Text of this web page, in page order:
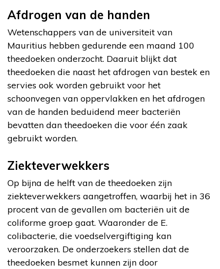
Afdrogen van de handen
Wetenschappers van de universiteit van
Mauritius hebben gedurende een maand 100
theedoeken onderzocht. Daaruit blijkt dat
theedoeken die naast het afdrogen van bestek en
servies ook worden gebruikt voor het
schoonvegen van oppervlakken en het afdrogen
van de handen beduidend meer bacteriën
bevatten dan theedoeken die voor één zaak
gebruikt worden.
Ziekteverwekkers
Op bijna de helft van de theedoeken zijn
ziekteverwekkers aangetroffen, waarbij het in 36
procent van de gevallen om bacteriën uit de
coliforme groep gaat. Waaronder de E.
colibacterie, die voedselvergiftiging kan
veroorzaken. De onderzoekers stellen dat de
theedoeken besmet kunnen zijn door